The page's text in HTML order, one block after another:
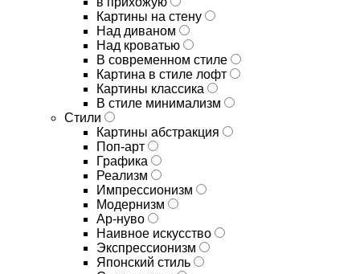
Картины на стену
Над диваном
Над кроватью
В современном стиле
Картина в стиле лофт
Картины классика
В стиле минимализм
Стили
Картины абстракция
Поп-арт
Графика
Реализм
Импрессионизм
Модернизм
Ар-нуво
Наивное искусство
Экспрессионизм
Японский стиль